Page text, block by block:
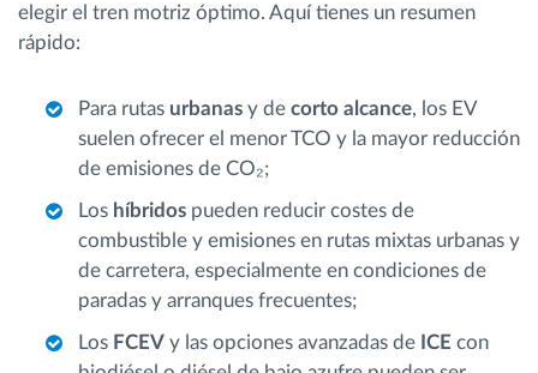
elegir el tren motriz óptimo. Aquí tienes un resumen
rápido:
Para rutas urbanas y de corto alcance, los EV
suelen ofrecer el menor TCO y la mayor reducción
de emisiones de CO₂;
Los híbridos pueden reducir costes de
combustible y emisiones en rutas mixtas urbanas y
de carretera, especialmente en condiciones de
paradas y arranques frecuentes;
Los FCEV y las opciones avanzadas de ICE con